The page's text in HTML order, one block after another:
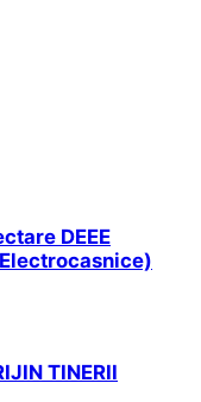
DEEE
TINERII